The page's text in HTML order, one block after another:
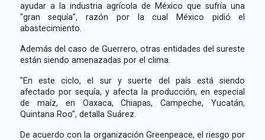
ayudar a la industria agrícola de México que sufría una
"gran sequía", razón por la cual México pidió el
abastecimiento.
Además del caso de Guerrero, otras entidades del sureste
están siendo amenazadas por el clima.
"En este ciclo, el sur y suerte del país está siendo
afectado por sequía, y afecta la producción, en especial
de maíz, en Oaxaca, Chiapas, Campeche, Yucatán,
Quintana Roo", detalla Suárez.
De acuerdo con la organización Greenpeace, el riesgo por